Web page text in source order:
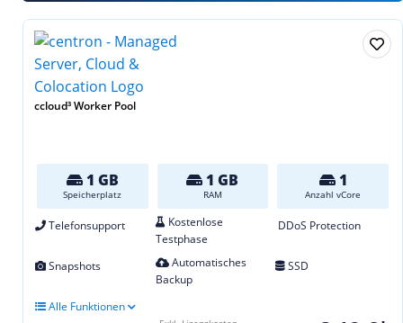
ccloud³ Worker Pool
1 GB
Speicherplatz
1 GB
RAM
1
Anzahl vCore
Telefonsupport
Kostenlose
Testphase
DDoS Protection
Snapshots
Automatisches
Backup
SSD
Alle Funktionen